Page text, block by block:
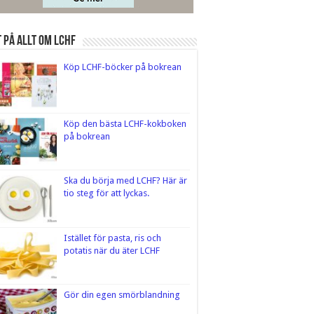
Allt om LCHF
Köp LCHF-böcker på bokrean
Köp den bästa LCHF-kokboken
på bokrean
Ska du börja med LCHF? Här är
tio steg för att lyckas.
Istället för pasta, ris och
potatis när du äter LCHF
Gör din egen smörblandning